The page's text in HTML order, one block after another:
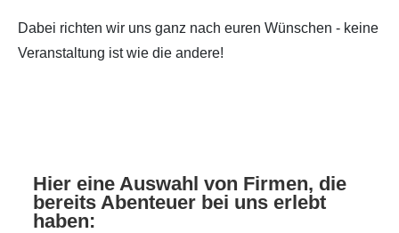
Dabei richten wir uns ganz nach euren Wünschen - keine
Veranstaltung ist wie die andere!
Hier eine Auswahl von Firmen, die
bereits Abenteuer bei uns erlebt
haben: